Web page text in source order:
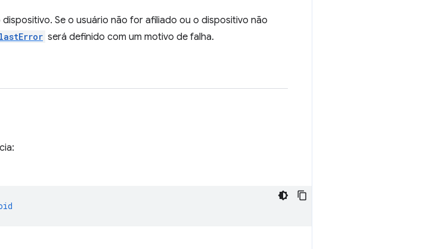
Se o usuário não for afiliado ou o dispositivo não
será definido com um motivo de falha.